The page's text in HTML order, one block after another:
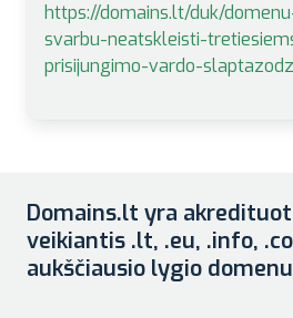
https://domains.lt/duk/
svarbu-neatskleisti-
prisijungimo-vardo-
Domains.lt yra
veikiantis .lt, .eu, .info,
aukščiausio lygio